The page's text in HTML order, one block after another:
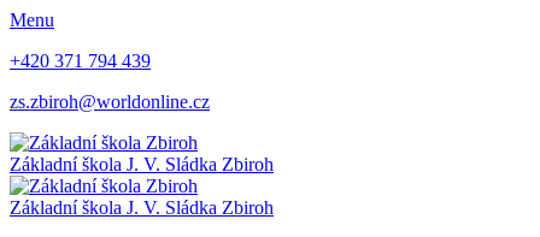
Menu
+420 371 794 439
zs.zbiroh@worldonline.cz
Základní škola J. V. Sládka Zbiroh
Základní škola J. V. Sládka Zbiroh